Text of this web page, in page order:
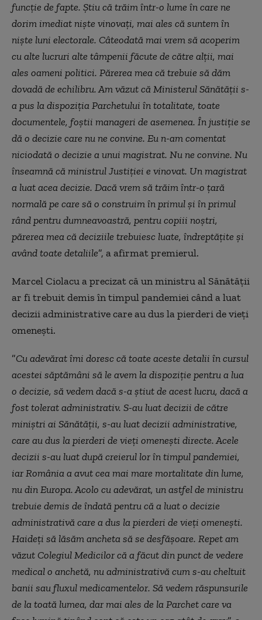
funcţie de fapte. Ştiu că trăim într-o lume în care ne
dorim imediat nişte vinovaţi, mai ales că suntem în
nişte luni electorale. Câteodată mai vrem să acoperim
cu alte lucruri alte tâmpenii făcute de către alţii, mai
ales oameni politici. Părerea mea că trebuie să dăm
dovadă de echilibru. Am văzut că Ministerul Sănătăţii s-
a pus la dispoziţia Parchetului în totalitate, toate
documentele, foştii manageri de asemenea. În justiţie se
dă o decizie care nu ne convine. Eu n-am comentat
niciodată o decizie a unui magistrat. Nu ne convine. Nu
înseamnă că ministrul Justiţiei e vinovat. Un magistrat
a luat acea decizie. Dacă vrem să trăim într-o ţară
normală pe care să o construim în primul şi în primul
rând pentru dumneavoastră, pentru copiii noştri,
părerea mea că deciziile trebuiesc luate, îndreptăţite şi
având toate detaliile”, a afirmat premierul.
Marcel Ciolacu a precizat că un ministru al Sănătăţii
ar fi trebuit demis în timpul pandemiei când a luat
decizii administrative care au dus la pierderi de vieţi
omeneşti.
”Cu adevărat îmi doresc că toate aceste detalii în cursul
acestei săptămâni să le avem la dispoziţie pentru a lua
o decizie, să vedem dacă s-a ştiut de acest lucru, dacă a
fost tolerat administrativ. S-au luat decizii de către
miniştri ai Sănătăţii, s-au luat decizii administrative,
care au dus la pierderi de vieţi omeneşti directe. Acele
decizii s-au luat după creierul lor în timpul pandemiei,
iar România a avut cea mai mare mortalitate din lume,
nu din Europa. Acolo cu adevărat, un astfel de ministru
trebuie demis de îndată pentru că a luat o decizie
administrativă care a dus la pierderi de vieţi omeneşti.
Haideţi să lăsăm ancheta să se desfăşoare. Repet am
văzut Colegiul Medicilor că a făcut din punct de vedere
medical o anchetă, nu administrativă cum s-au cheltuit
banii sau fluxul medicamentelor. Să vedem răspunsurile
de la toată lumea, dar mai ales de la Parchet care va